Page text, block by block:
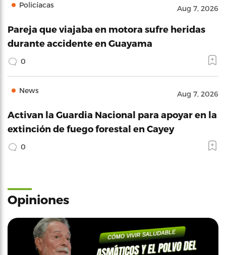
Policíacas Aug 7, 2026
Pareja que viajaba en motora sufre heridas
durante accidente en Guayama
0
News Aug 7, 2026
Activan la Guardia Nacional para apoyar en la
extinción de fuego forestal en Cayey
0
Opiniones